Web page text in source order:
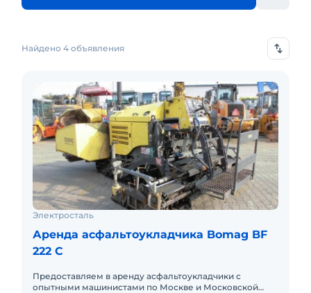
Найдено 4 объявления
Электросталь
Аренда асфальтоукладчика Bomag BF
222 C
Предоставляем в аренду асфальтоукладчики с
опытными машинистами по Москве и Московской